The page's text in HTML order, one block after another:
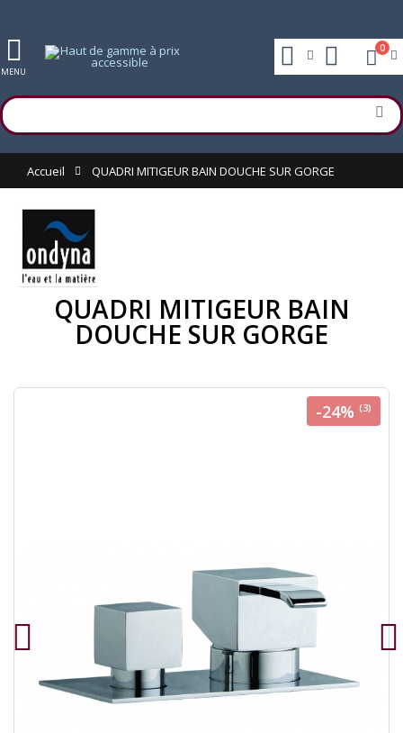
MENU
0
Accueil QUADRI MITIGEUR BAIN DOUCHE SUR GORGE
QUADRI MITIGEUR BAIN
DOUCHE SUR GORGE
-24% (3)